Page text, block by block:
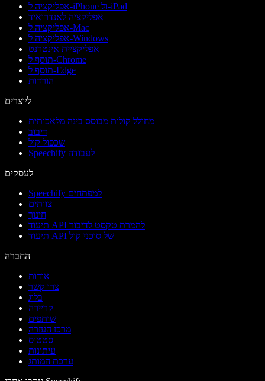
אפליקציה ל-iPhone ול-iPad
אפליקציה לאנדרואיד
אפליקציה ל-Mac
אפליקציה ל-Windows
אפליקציית אינטרנט
תוסף ל-Chrome
תוסף ל-Edge
הורדות
ליוצרים
מחולל קולות מבוסס בינה מלאכותית
דיבוב
שכפול קול
Speechify לעבודה
לעסקים
Speechify למפתחים
צוותים
חינוך
תיעוד API להמרת טקסט לדיבור
תיעוד API של סוכני קול
החברה
אודות
צרו קשר
בלוג
קריירה
שותפים
מרכז העזרה
סטטוס
עיתונות
ערכת המותג